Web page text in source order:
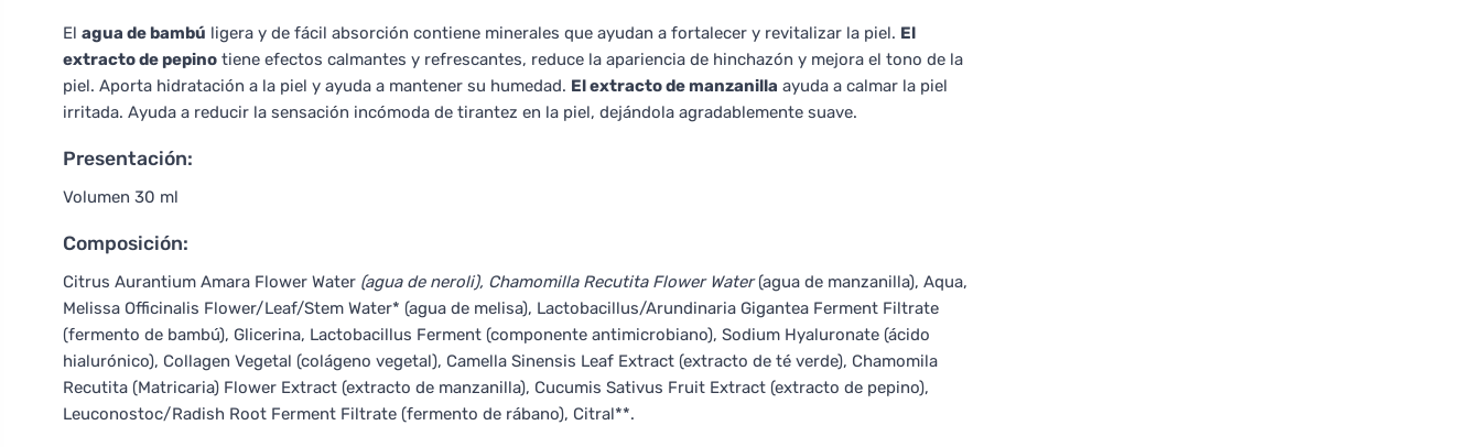
El agua de bambú ligera y de fácil absorción contiene minerales que ayudan a fortalecer y revitalizar la piel. El
extracto de pepino tiene efectos calmantes y refrescantes, reduce la apariencia de hinchazón y mejora el tono de la
piel. Aporta hidratación a la piel y ayuda a mantener su humedad. El extracto de manzanilla ayuda a calmar la piel
irritada. Ayuda a reducir la sensación incómoda de tirantez en la piel, dejándola agradablemente suave.
Presentación:
Volumen 30 ml
Composición:
Citrus Aurantium Amara Flower Water (agua de neroli), Chamomilla Recutita Flower Water(agua de manzanilla), Aqua,
Melissa Officinalis Flower/Leaf/Stem Water* (agua de melisa), Lactobacillus/Arundinaria Gigantea Ferment Filtrate
(fermento de bambú), Glicerina, Lactobacillus Ferment (componente antimicrobiano), Sodium Hyaluronate (ácido
hialurónico), Collagen Vegetal (colágeno vegetal), Camella Sinensis Leaf Extract (extracto de té verde), Chamomila
Recutita (Matricaria) Flower Extract (extracto de manzanilla), Cucumis Sativus Fruit Extract (extracto de pepino),
Leuconostoc/Radish Root Ferment Filtrate (fermento de rábano), Citral**.